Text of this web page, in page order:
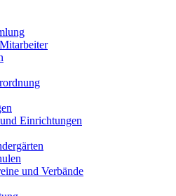
Einrichtungen
und Verbände